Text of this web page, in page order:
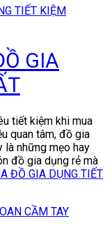
GIA
tiết kiệm khi mua
quan tâm, đồ gia
là những mẹo hay
đồ gia dụng rẻ mà
ĐỒ GIA DỤNG TIẾT